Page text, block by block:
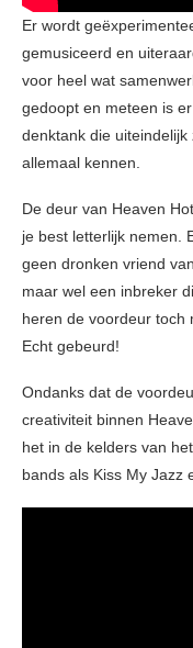
Er wordt
gemusiceerd en
voor heel wat
gedoopt en meteen is
denktank die
allemaal kennen.
De deur van Heaven
je best letterlijk nemen.
geen dronken vriend
maar wel een inbreker
heren de voordeur toch
Echt gebeurd!
Ondanks dat de
creativiteit binnen
het in de kelders van
bands als Kiss My Jazz